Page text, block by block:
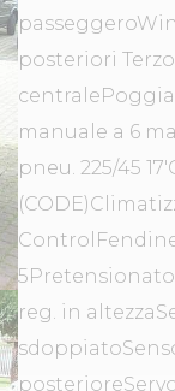
posteriori
manuale a 6
pneu. 225/45
reg. in